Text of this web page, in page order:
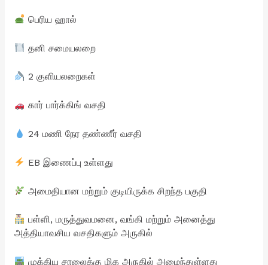
பெரிய ஹால்
தனி சமையலறை
2 குளியலறைகள்
கார் பார்க்கிங் வசதி
24 மணி நேர தண்ணீர் வசதி
EB இணைப்பு உள்ளது
அமைதியான மற்றும் குடியிருக்க சிறந்த பகுதி
பள்ளி, மருத்துவமனை, வங்கி மற்றும் அனைத்து
அத்தியாவசிய வசதிகளும் அருகில்
முக்கிய சாலைக்கு மிக அருகில் அமைந்துள்ளது